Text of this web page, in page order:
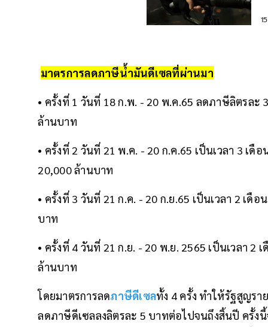
มาตรการลดภาษีน้ำมันดีเซลที่ผ่านมา
• ครั้งที่ 1 วันที่ 18 ก.พ. - 20 พ.ค.65 ลดภาษีลิตรละ
ล้านบาท
• ครั้งที่ 2 วันที่ 21 พ.ค. - 20 ก.ค.65 เป็นเวลา 3 เดือ
20,000 ล้านบาท
• ครั้งที่ 3 วันที่ 21 ก.ค. - 20 ก.ย.65 เป็นเวลา 2 เ
บาท
• ครั้งที่ 4 วันที่ 21 ก.ย. - 20 พ.ย. 2565 เป็นเวลา
ล้านบาท
โดยมาตรการลดภาษีดีเซลทั้ง 4 ครั้ง ทำให้รัฐสูญรา
ลดภาษีดีเซลลงลิตรละ 5 บาทต่อไปจนถึงสิ้นปี ครั้ง